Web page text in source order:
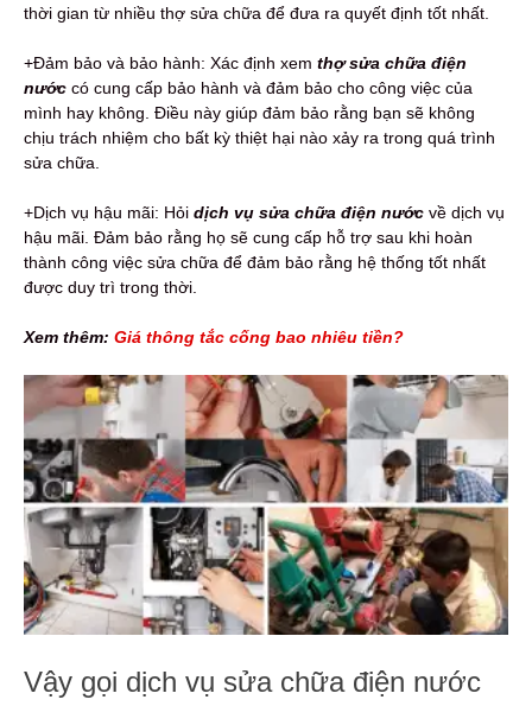
thời gian từ nhiều thợ sửa chữa để đưa ra quyết định tốt nhất.
+Đảm bảo và bảo hành: Xác định xem thợ sửa chữa điện
nước có cung cấp bảo hành và đảm bảo cho công việc của
mình hay không. Điều này giúp đảm bảo rằng bạn sẽ không
chịu trách nhiệm cho bất kỳ thiệt hại nào xảy ra trong quá trình
sửa chữa.
+Dịch vụ hậu mãi: Hỏi dịch vụ sửa chữa điện nước về dịch vụ
hậu mãi. Đảm bảo rằng họ sẽ cung cấp hỗ trợ sau khi hoàn
thành công việc sửa chữa để đảm bảo rằng hệ thống tốt nhất
được duy trì trong thời.
Xem thêm: Giá thông tắc cống bao nhiêu tiền?
Vậy gọi dịch vụ sửa chữa điện nước